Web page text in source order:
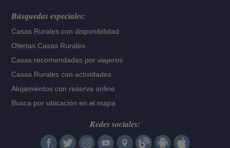
Búsquedas especiales:
Casas Rurales con disponibilidad
Ofertas Casas Rurales
Casas recomendadas por viajeros
Casas Rurales con actividades
Alojamientos con reserva online
Busca por ubicación en el mapa
Redes sociales: